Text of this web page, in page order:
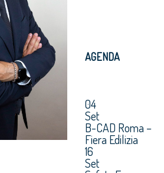
AGENDA
04
Set
B-CAD Roma –
Fiera Edilizia
16
Set